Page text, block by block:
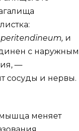
peritendineum, и
с наружным
—
сосуды и нервы.
мышца меняет